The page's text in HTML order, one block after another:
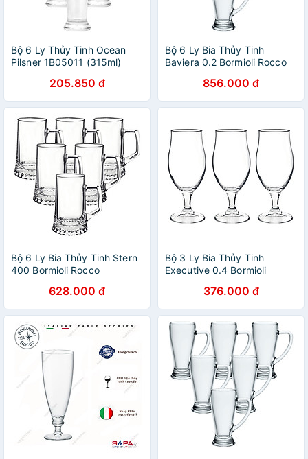
Bộ 6 Ly Thủy Tinh Ocean
Pilsner 1B05011 (315ml)
205.850 đ
Bộ 6 Ly Bia Thủy Tinh
Baviera 0.2 Bormioli Rocco
856.000 đ
Bộ 6 Ly Bia Thủy Tinh Stern
400 Bormioli Rocco
628.000 đ
Bộ 3 Ly Bia Thủy Tinh
Executive 0.4 Bormioli
(530ml / Ly)376.000 đ